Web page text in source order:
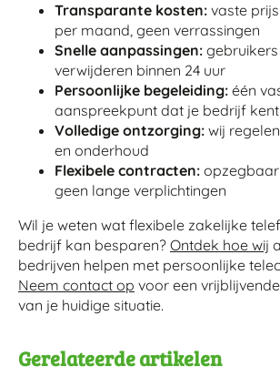
Transparante kosten: vaste
per maand, geen verrassingen
Snelle aanpassingen:
verwijderen binnen 24 uur
Persoonlijke begeleiding: één
aanspreekpunt dat je bedrijf kent
Volledige ontzorging: wij
en onderhoud
Flexibele contracten:
geen lange verplichtingen
Wil je weten wat flexibele zakelijke
bedrijf kan besparen? Ontdek hoe wij
bedrijven helpen met persoonlijke
Neem contact op voor een
van je huidige situatie.
Gerelateerde artikelen